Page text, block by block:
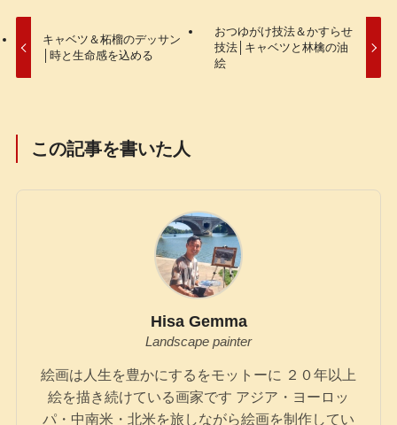
キャベツ＆柘榴のデッサン
│時と生命感を込める
おつゆがけ技法＆かすらせ
技法│キャベツと林檎の油
絵
この記事を書いた人
Hisa Gemma
Landscape painter
絵画は人生を豊かにするをモットーに ２０年以上
絵を描き続けている画家です アジア・ヨーロッ
パ・中南米・北米を旅しながら絵画を制作してい